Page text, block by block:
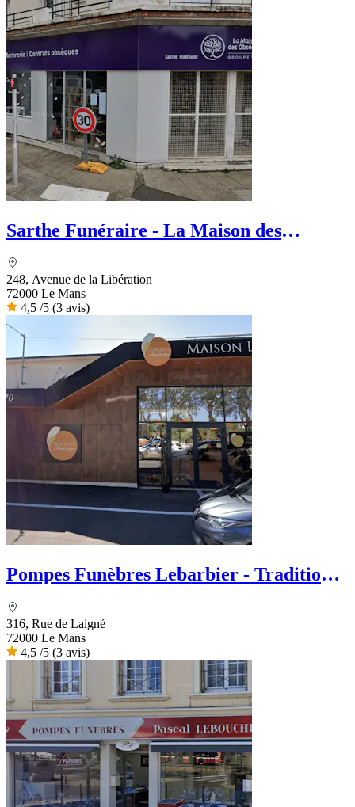
Sarthe Funéraire - La Maison des
248, Avenue de la Libération
72000 Le Mans
4,5 /5 (3 avis)
Pompes Funèbres Lebarbier - Tradition
316, Rue de Laigné
72000 Le Mans
4,5 /5 (3 avis)